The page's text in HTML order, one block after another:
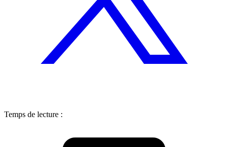
Temps de lecture :